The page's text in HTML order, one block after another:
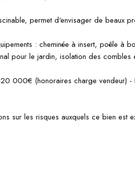
permet d'envisager de beaux
: cheminée à insert, poêle à
pour le jardin, isolation des
000€ (honoraires charge vendeur)
sur les risques auxquels ce bien est